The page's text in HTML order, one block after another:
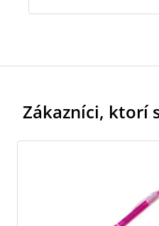
Zákazníci, ktorí